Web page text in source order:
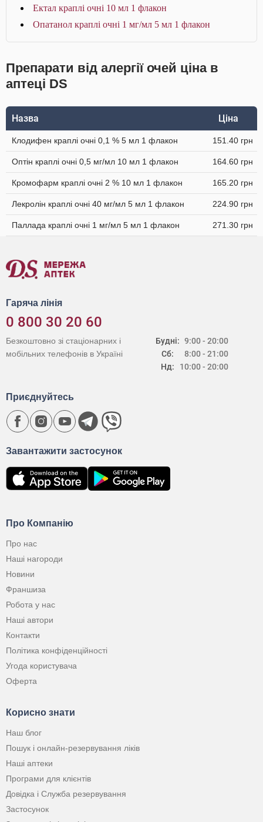
Ектал краплі очні 10 мл 1 флакон
Опатанол краплі очні 1 мг/мл 5 мл 1 флакон
Препарати від алергії очей ціна в
аптеці DS
Назва Ціна
Клодифен краплі очні 0,1 % 5 мл 1 флакон 151.40 грн
Оптін краплі очні 0,5 мг/мл 10 мл 1 флакон 164.60 грн
Кромофарм краплі очні 2 % 10 мл 1 флакон 165.20 грн
Лекролін краплі очні 40 мг/мл 5 мл 1 флакон 224.90 грн
Паллада краплі очні 1 мг/мл 5 мл 1 флакон 271.30 грн
Гаряча лінія
0 800 30 20 60
Будні:
Сб:
Нд:
9:00 - 20:00
8:00 - 21:00
10:00 - 20:00
Безкоштовно зі стаціонарних і
мобільних телефонів в Україні
Про Компанію
Про нас
Наші нагороди
Новини
Франшиза
Робота у нас
Наші автори
Контакти
Політика конфіденційності
Угода користувача
Оферта
Корисно знати
Наш блог
Пошук і онлайн-резервування ліків
Наші аптеки
Програми для клієнтів
Довідка і Служба резервування
Застосунок
Завантажити застосунок
Приєднуйтесь